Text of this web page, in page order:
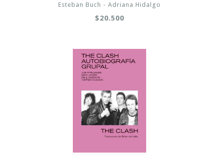
Esteban Buch - Adriana Hidalgo
$20.500